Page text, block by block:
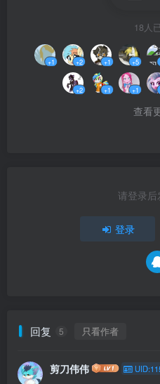
（头图链接，需上网工具：
https://www.pixiv.net/
18人
+1 +2 +1 +5
+2 +1 +1
查看
请登录
登录
回复 5 只看作者
剪刀伟伟